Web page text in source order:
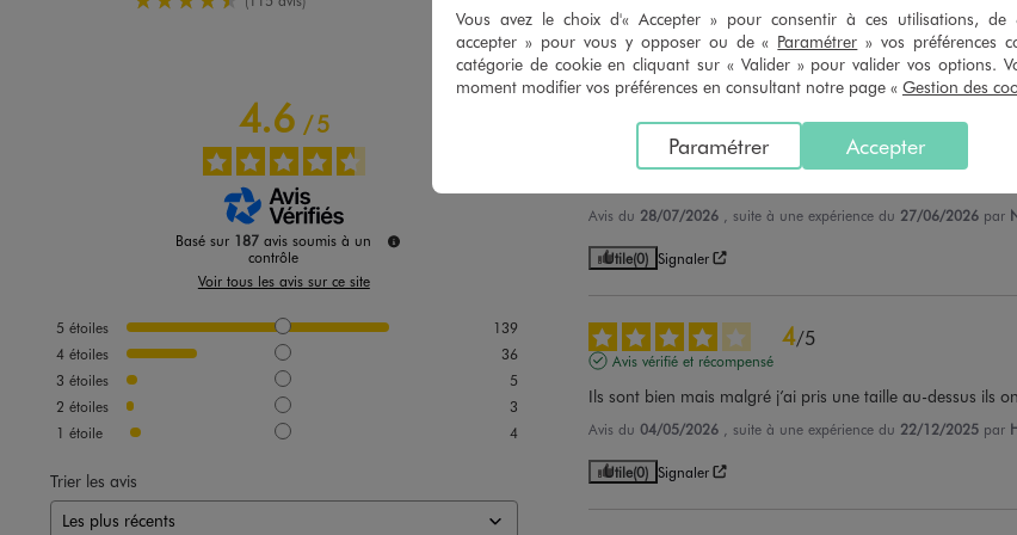
Image 12 sur 13
Image 13 sur 13
4.6/5
Basé sur 187 avis soumis à un
contrôle
Voir tous les avis sur ce site
5 étoiles
139
4 étoiles
36
3 étoiles
5
2 étoiles
3
1 étoile 4
Trier les avis
5/5
Avis vérifié et récompensé
Avis du 28/07/2026 , suite à une expérience du 27/06/2026 par
Utile(0) Signaler
4/5
Avis vérifié et récompensé
Ils sont bien mais malgré j’ai pris une taille au-dessus ils
Avis du 04/05/2026 , suite à une expérience du 22/12/2025 par
Utile(0) Signaler
Vous avez le choix d'« Accepter » pour consentir à ces utilisations, de
accepter » pour vous y opposer ou de « Paramétrer » vos préférences
catégorie de cookie en cliquant sur « Valider » pour valider vos options.
moment modifier vos préférences en consultant notre page « Gestion des
Accepter
Paramétrer